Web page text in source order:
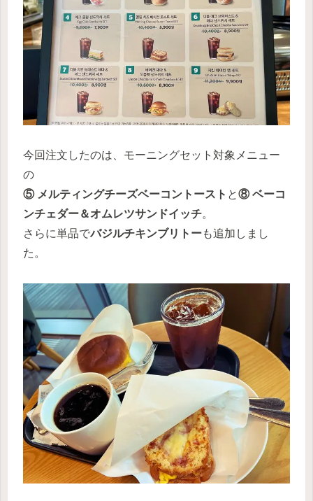
今回注文したのは、モーニングセット対象メニュー
の
⑤ メルティングチーズベーコントースト と⑧ ベーコ
ンチェダー＆オムレツサンドイッチ。
さらに単品でバジルチキンブリトーも追加しまし
た。